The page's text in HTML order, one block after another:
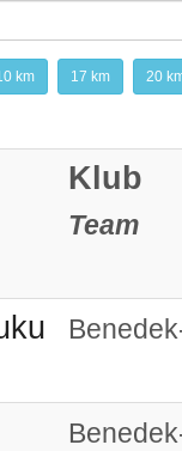
km 17 km 20
Klub
Team